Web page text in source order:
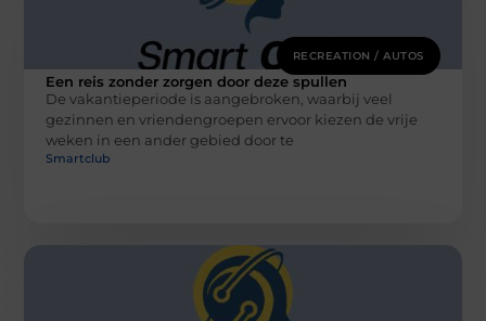
RECREATION / AUTOS
Een reis zonder zorgen door deze spullen
De vakantieperiode is aangebroken, waarbij veel
gezinnen en vriendengroepen ervoor kiezen de vrije
weken in een ander gebied door te
Smartclub